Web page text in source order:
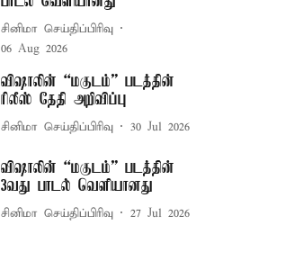
சினிமா செய்திப்பிரிவு
06 Aug 2026
விஷாலின் “மகுடம்” படத்தின்
ரிலீஸ் தேதி அறிவிப்பு
சினிமா செய்திப்பிரிவு 30 Jul 2026
விஷாலின் “மகுடம்” படத்தின்
3வது பாடல் வெளியானது
சினிமா செய்திப்பிரிவு 27 Jul 2026